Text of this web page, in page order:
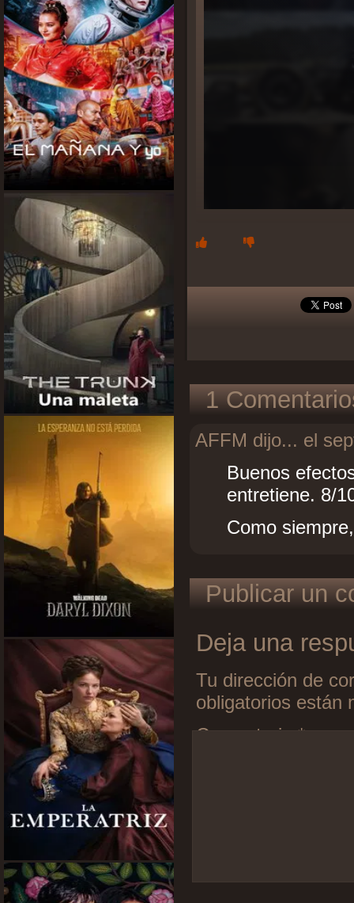
1
AFFM dijo... el
Buenos
entretiene. 8/
Como
Publicar un
Deja una
Tu dirección de
obligatorios están
Comentario*